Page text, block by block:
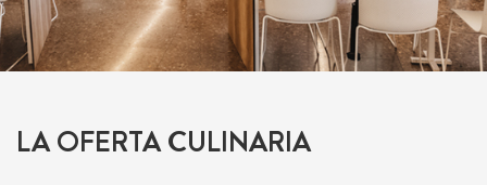
LA OFERTA CULINARIA